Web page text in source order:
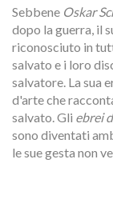
Sebbene Oskar
dopo la guerra, il
riconosciuto in
salvato e i loro
salvatore. La sua
d'arte che
salvato. Gli ebrei
sono diventati
le sue gesta non